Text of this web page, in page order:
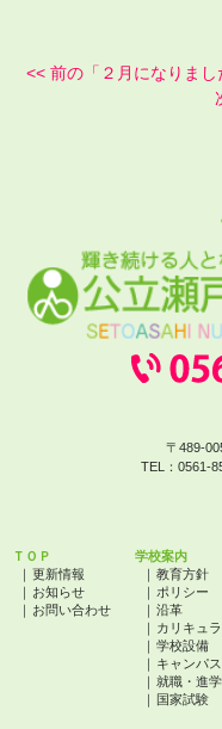
<< 前の「２月になりまし
〒489-
TEL：0561-
ＴＯＰ
更新情報
お知らせ
お問い合わせ
学校案内
教育方針
ポリシー
沿革
カリキュ
学校設備
キャンパ
就職・進学
国家試験